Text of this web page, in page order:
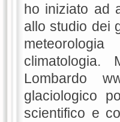
ho iniziato ad
allo studio dei
climatologia.
Lombardo
glaciologico
scientifico e